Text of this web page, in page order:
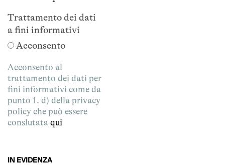
Trattamento dei dati
a fini informativi
Acconsento
Acconsento al
trattamento dei dati per
fini informativi come da
punto 1. d) della privacy
policy che può essere
conslutata qui
IN EVIDENZA